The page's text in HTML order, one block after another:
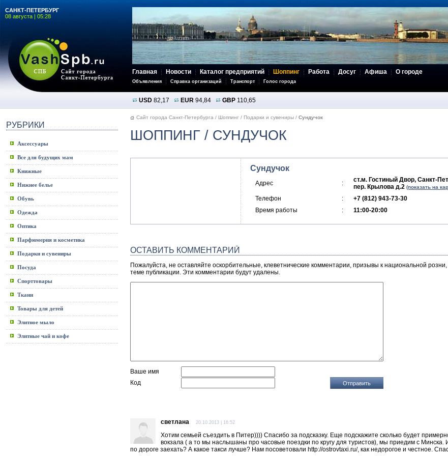
САНКТ-ПЕТЕРБУРГ
08 августа | 05:28
Главная Новости Каталог предприятий Шоппинг Работа Досуг Афиша О городе
Объявления Справка организаций Транспорт Голос города
USD 82,17 EUR 94,84 GBP 110,65
РУБРИКИ
Аксессуары
Все для будущих мам
Книжные
Нижнее белье
Обувь
Одежда
Оптика
Парфюмерия и косметика
Подарки и сувениры
Посуда
Спорттовары
Ткани
Товары для детей
Элитное мыло
Элитные чай и кофе
Сайт города Санкт-Петербурга / Шоппинг / Подарки и сувениры / Сундучок
ШОППИНГ / СУНДУЧОК
Сундучок
Адрес :
ст.м. Гостиный Двор, Санкт-
пер. Крылова д.2 (показать на
Телефон :
+7 (812) 943-73-30
Время работы
: 11:00-20:00
ОСТАВИТЬ КОММЕНТАРИЙ
Пожалуйста, не оставляйте оскорбительные, клеветнические комментарии, призывы к национальной
теме публикации. Эти комментарии будут удалены.
Ваше имя
Код
светлана 20.10.2013 | 16:52
Хотим семьей съездить в Питер)))) Спасибо за подсказку. Еще подскажите сколько будет
вокзала ( а то мы наслышаны про часовые поездки по кругу для туристов), мы приедим с
по дороге заехать? А какое такси лучше? Нам посоветовали http://ostrovtaxi.ru/, как недорогое и честное.